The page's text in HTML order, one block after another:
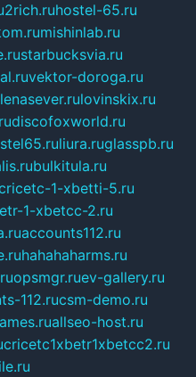
2rich.ruhostel-65.ru
mishinlab.ru
starbucksvia.ru
vektor-doroga.ru
lenasever.rulovinskix.ru
discofoxworld.ru
liura.ruglasspb.ru
bulkitula.ru
1-xbetti-5.ru
1-xbetcc-2.ru
accounts112.ru
hahahaharms.ru
opsmgr.ruev-gallery.ru
112.rucsm-demo.ru
allseo-host.ru
cricetc1xbetr1xbetcc2.ru